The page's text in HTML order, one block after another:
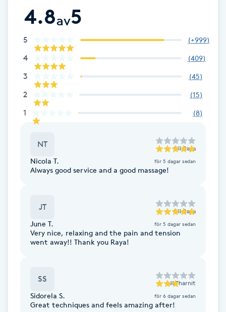
Kärlbehandling
Laserbehandling
Lashlift Keratin
LED-ljusterapi
Liktornar
LPG-massage
Lymfmassage
Läpptatuering
4.8av5
5 (+999)
4 (409)
3 (45)
2 (15)
1 (8)
NT till Raya
Nicola T. för 5 dagar sedan
Always good service and a good massage!
JT till Raya
June T. för 5 dagar sedan
Very nice, relaxing and the pain and tension
went away!! Thank you Raya!
SS till Tharnit
Sidorela S. för 6 dagar sedan
Great techniques and feels amazing after!